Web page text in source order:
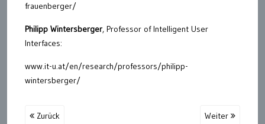
frauenberger/
Philipp Wintersberger, Professor of Intelligent User
Interfaces:
www.it-u.at/en/research/professors/philipp-
wintersberger/
Zurück Weiter